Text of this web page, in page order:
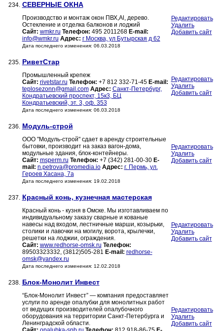
234. СЕВЕРНЫЕ ОКНА
Производство и монтаж окон ПВХ,Al, дерево.
Остекление и отделка балконов и лоджий
Сайт: wmkr.ru Телефон: 495 2011268 E-mail:
info@wmkr.ru Адрес: г Москва, ул Бутырская д 62
Дата последнего изменения: 06.03.2018
Редактировать
Удалить
Добавить сайт
235. РиветСтар
Промышленный крепеж
Сайт: rivetstar.ru Телефон: +7 812 332-71-45 E-mail:
teplosezonn@gmail.com Адрес: Санкт-Петербург,
Кондратьевский проспект, 15к3, БЦ
Кондратьевский, эт. 3, оф. 353
Дата последнего изменения: 06.03.2018
Редактировать
Удалить
Добавить сайт
236. Модуль-строй
ООО "Модуль-строй" сдает в аренду строительные
бытовки, производит на заказ вагон-дома,
модульные здания, блок-контейнеры.
Сайт: msperm.ru Телефон: +7 (342) 281-00-30 E-
mail: n.petrova@promedia.io Адрес: г. Пермь, ул.
Героев Хасана, 7а
Дата последнего изменения: 19.02.2018
Редактировать
Удалить
Добавить сайт
237. Красный конь, кузнечная мастерская
Красный конь - кузня в Омске. Мы изготавливаем по
индивидуальному заказу сварные и кованые
навесы над входом, лестничные марши, козырьки,
столики и лавочки на могилу, ворота, крылечки,
решетки на лоджии, ограждения.
Сайт: www.redhorse-omsk.ru Телефон:
89503323332, (3812)505-281 E-mail: redhorse-
omsk@yandex.ru
Дата последнего изменения: 12.02.2018
Редактировать
Удалить
Добавить сайт
238. Блок-Монолит Инвест
“Блок-Монолит Инвест” — компания предоставляет
услуги по аренде опалубки для монолитных работ
от ведущих производителей опалубочного
оборудования на территории Санкт-Петербурга и
Ленинградской области.
Редактировать
Удалить
Добавить сайт